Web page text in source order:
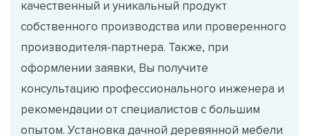
качественный и уникальный продукт
собственного производства или проверенного
производителя-партнера. Также, при
оформлении заявки, Вы получите
консультацию профессионального инженера и
рекомендации от специалистов с большим
опытом. Установка дачной деревянной мебели